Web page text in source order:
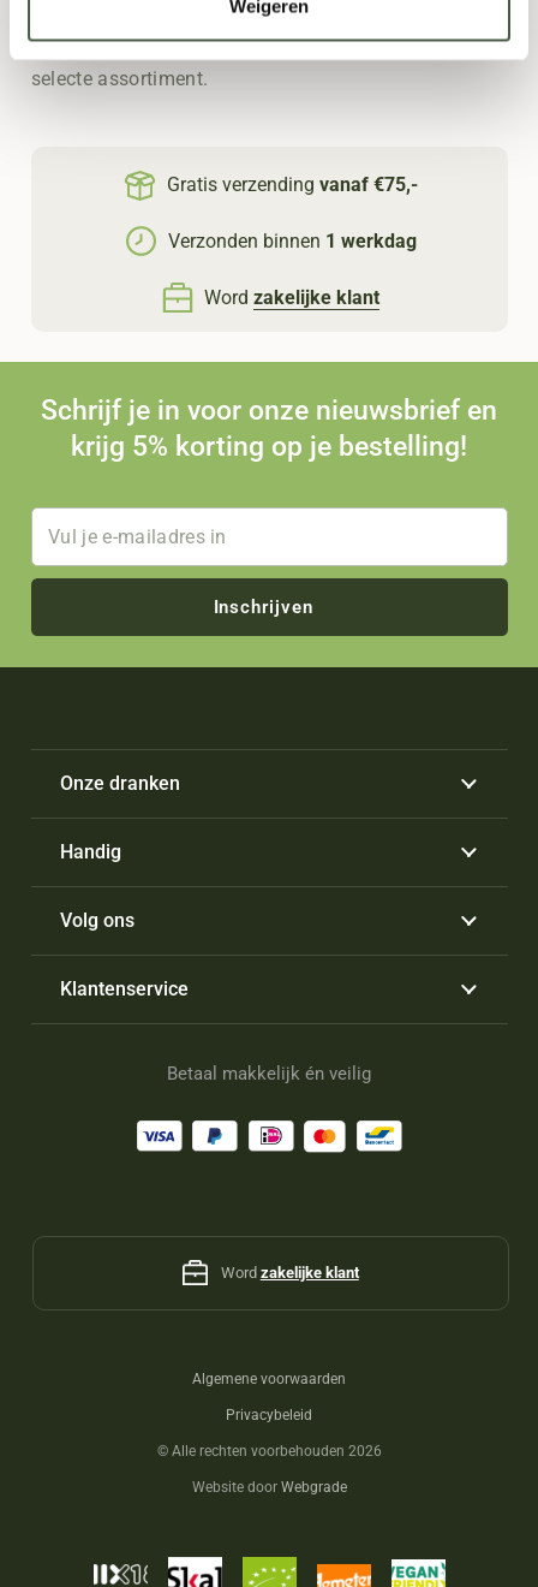
Weigeren
het land en de wijnmaker. Geïnteresseerd in
natuurwijn kopen? Neem dan zeker een kijkje in ons
selecte assortiment.
Gratis verzendingvanaf €75,-
Verzonden binnen 1 werkdag
Word zakelijke klant
Schrijf je in voor onze nieuwsbrief en
krijg 5% korting op je bestelling!
Inschrijven
Onze dranken
Handig
Volg ons
Klantenservice
Betaal makkelijk én veilig
Word zakelijke klant
Algemene voorwaarden
Privacybeleid
© Alle rechten voorbehouden 2026
Website door Webgrade